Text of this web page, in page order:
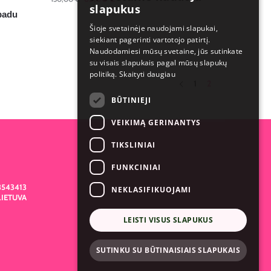
slapukus
Šioje svetainėje naudojami slapukai,
siekiant pagerinti vartotojo patirtį.
Naudodamiesi mūsų svetaine, jūs sutinkate
su visais slapukais pagal mūsų slapukų
politiką. Skaityti daugiau
BŪTINIEJI
VEIKIMĄ GERINANTYS
TIKSLINIAI
FUNKCINIAI
NEKLASIFIKUOJAMI
LEISTI VISUS SLAPUKUS
SUTINKU SU BŪTINAISIAIS SLAPUKAIS